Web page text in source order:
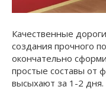
Качественные
создания прочного
окончательно
простые составы от
высыхают за 1-2 дня.